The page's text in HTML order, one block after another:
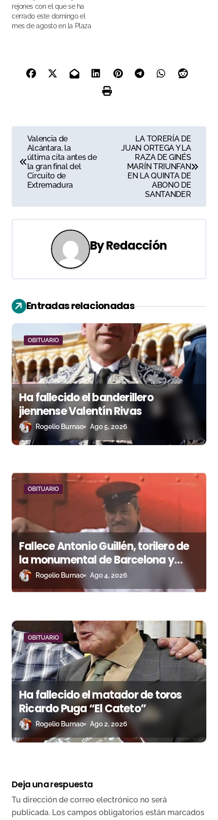
rejones con el que se ha
cerrado este domingo el
mes de agosto en la Plaza
a
g
i
ó
n
d
e
e
n
t
r
d
a
s
Valencia de
Alcántara, la
última cita antes de
la gran final del
Circuito de
Extremadura
LA TORERÍA DE
JUAN ORTEGA Y LA
RAZA DE GINÉS
MARÍN TRIUNFAN
EN LA QUINTA DE
ABONO DE
SANTANDER
ByRedacción
Entradas relacionadas
OBITUARIO
Ha fallecido el banderillero
jiennense Valentín Rivas
Rogelio Burnao Ago 5, 2026
OBITUARIO
Fallece Antonio Guillén, torilero de
la monumental de Barcelona y
padre de los matadores Enrique y
Antonio Guillén
Rogelio Burnao Ago 4, 2026
OBITUARIO
Ha fallecido el matador de toros
Ricardo Puga “El Cateto”
Rogelio Burnao Ago 2, 2026
Deja una respuesta
Tu dirección de correo electrónico no será
publicada. Los campos obligatorios están marcados